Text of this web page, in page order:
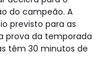
do campeão. A
previsto para as
prova da temporada
têm 30 minutos de